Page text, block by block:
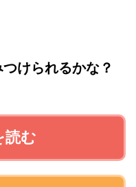
けられるかな？
読む